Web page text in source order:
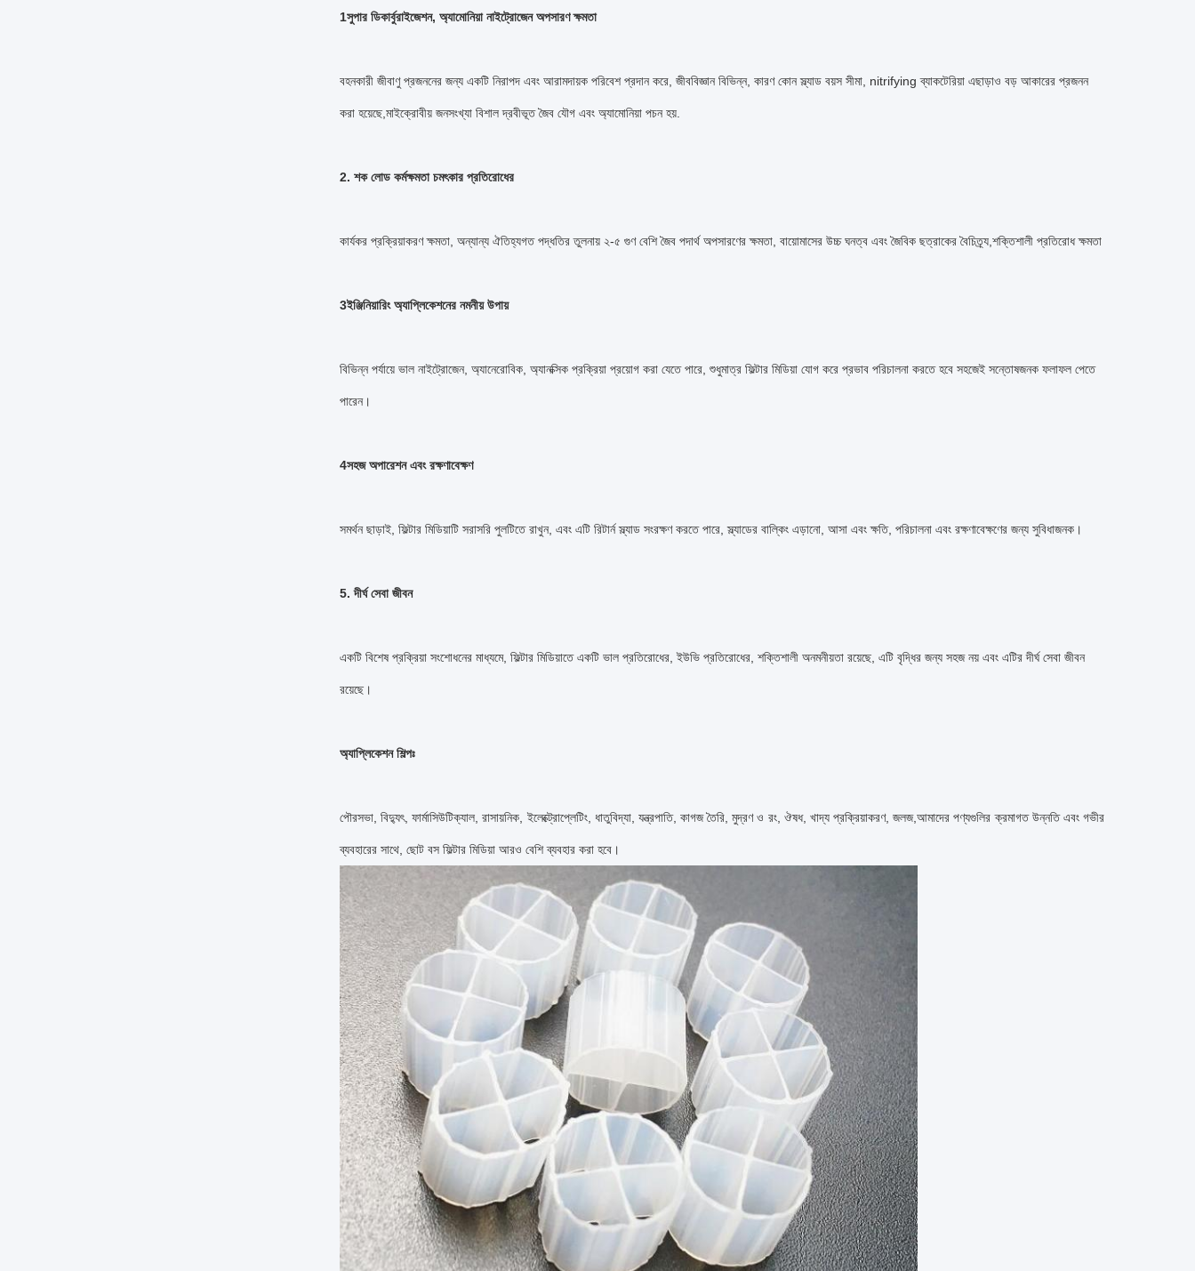
1সুপার ডিকার্বুরাইজেশন, অ্যামোনিয়া নাইট্রোজেন অপসারণ ক্ষমতা
বহনকারী জীবাণু প্রজননের জন্য একটি নিরাপদ এবং আরামদায়ক পরিবেশ প্রদান করে, জীববিজ্ঞান বিভিন্ন, কারণ কোন স্ল্যাড বয়স সীমা, nitrifying ব্যাকটেরিয়া এছাড়াও বড় আকারের প্রজনন
করা হয়েছে,মাইক্রোবীয় জনসংখ্যা বিশাল দ্রবীভূত জৈব যৌগ এবং অ্যামোনিয়া পচন হয়.
2. শক লোড কর্মক্ষমতা চমৎকার প্রতিরোধের
কার্যকর প্রক্রিয়াকরণ ক্ষমতা, অন্যান্য ঐতিহ্যগত পদ্ধতির তুলনায় ২-৫ গুণ বেশি জৈব পদার্থ অপসারণের ক্ষমতা, বায়োমাসের উচ্চ ঘনত্ব এবং জৈবিক ছত্রাকের বৈচিত্র্য,শক্তিশালী প্রতিরোধ ক্ষমতা
3ইঞ্জিনিয়ারিং অ্যাপ্লিকেশনের নমনীয় উপায়
বিভিন্ন পর্যায়ে ভাল নাইট্রোজেন, অ্যানেরোবিক, অ্যানক্সিক প্রক্রিয়া প্রয়োগ করা যেতে পারে, শুধুমাত্র ফিল্টার মিডিয়া যোগ করে প্রভাব পরিচালনা করতে হবে সহজেই সন্তোষজনক ফলাফল পেতে
পারেন।
4সহজ অপারেশন এবং রক্ষণাবেক্ষণ
সমর্থন ছাড়াই, ফিল্টার মিডিয়াটি সরাসরি পুলটিতে রাখুন, এবং এটি রিটার্ন স্ল্যাড সংরক্ষণ করতে পারে, স্ল্যাডের বাল্কিং এড়ানো, আসা এবং ক্ষতি, পরিচালনা এবং রক্ষণাবেক্ষণের জন্য সুবিধাজনক।
5. দীর্ঘ সেবা জীবন
একটি বিশেষ প্রক্রিয়া সংশোধনের মাধ্যমে, ফিল্টার মিডিয়াতে একটি ভাল প্রতিরোধের, ইউভি প্রতিরোধের, শক্তিশালী অনমনীয়তা রয়েছে, এটি বৃদ্ধির জন্য সহজ নয় এবং এটির দীর্ঘ সেবা জীবন
রয়েছে।
অ্যাপ্লিকেশন শিল্পঃ
পৌরসভা, বিদ্যুৎ, ফার্মাসিউটিক্যাল, রাসায়নিক, ইলেক্ট্রোপ্লেটিং, ধাতুবিদ্যা, যন্ত্রপাতি, কাগজ তৈরি, মুদ্রণ ও রং, ঔষধ, খাদ্য প্রক্রিয়াকরণ, জলজ,আমাদের পণ্যগুলির ক্রমাগত উন্নতি এবং গভীর
ব্যবহারের সাথে, ছোট বস ফিল্টার মিডিয়া আরও বেশি ব্যবহার করা হবে।